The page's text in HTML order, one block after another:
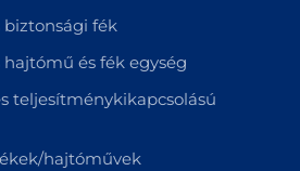
fék
és fék egység
teljesítménykikapcsolású
hajtóművek